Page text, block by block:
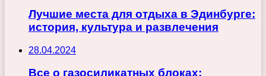
Лучшие места для отдыха в Эдинбурге:
история, культура и развлечения
28.04.2024
Все о газосиликатных блоках: